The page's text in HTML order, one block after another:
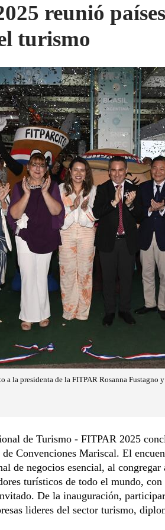
reunió
turismo
la presidenta de la FITPAR Rosanna Fustagno
de Turismo - FITPAR 2025
Convenciones Mariscal. El
de negocios esencial, al congregar
turísticos de todo el mundo,
De la inauguración,
lideres del sector turismo,